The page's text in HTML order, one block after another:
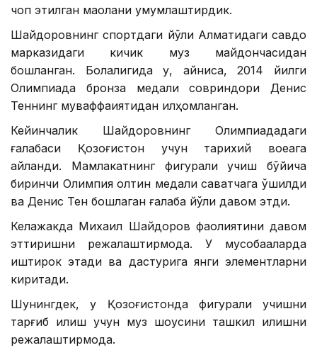
чоп этилган мақолани умумлаштирдик.
Шайдоровнинг спортдаги йўли Алматидаги савдо
марказидаги кичик муз майдончасидан
бошланган. Болалигида у, айниқса, 2014 йилги
Олимпиада бронза медали совриндори Денис
Теннинг муваффақиятидан илҳомланган.
Кейинчалик Шайдоровнинг Олимпиададаги
ғалабаси Қозоғистон учун тарихий воқеага
айланди. Мамлакатнинг фигурали учиш бўйича
биринчи Олимпия олтин медали саватчага қўшилди
ва Денис Тен бошлаган ғалаба йўли давом этди.
Келажакда Михаил Шайдоров фаолиятини давом
эттиришни режалаштирмоқда. У мусобақаларда
иштирок этади ва дастурига янги элементларни
киритади.
Шунингдек, у Қозоғистонда фигурали учишни
тарғиб қилиш учун муз шоусини ташкил қилишни
режалаштирмоқда.